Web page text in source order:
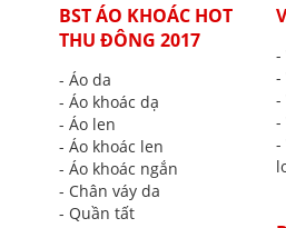
BST ÁO KHOÁC HOT
THU ĐÔNG 2017
- Áo da
- Áo khoác dạ
- Áo len
- Áo khoác len
- Áo khoác ngắn
- Chân váy da
- Quần tất
-
-
-
-
-